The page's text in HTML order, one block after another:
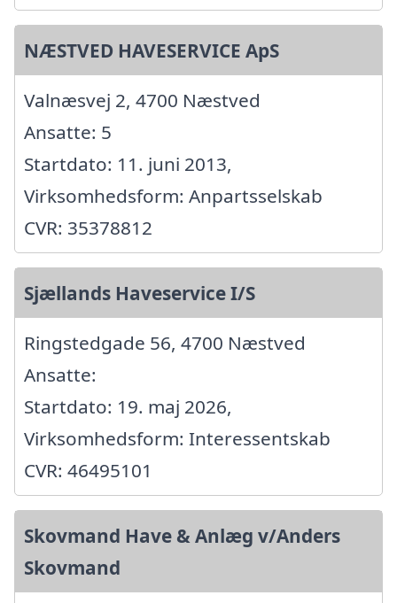
NÆSTVED HAVESERVICE ApS
Valnæsvej 2, 4700 Næstved
Ansatte: 5
Startdato: 11. juni 2013,
Virksomhedsform: Anpartsselskab
CVR: 35378812
Sjællands Haveservice I/S
Ringstedgade 56, 4700 Næstved
Ansatte:
Startdato: 19. maj 2026,
Virksomhedsform: Interessentskab
CVR: 46495101
Skovmand Have & Anlæg v/Anders
Skovmand